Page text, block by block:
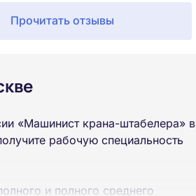
Прочитать отзывы
«Машинист крана-штабелера» в
рабочую специальность
и полного среднего